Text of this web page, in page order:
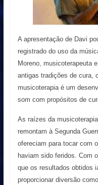
A apresentação de Davi
registrado do uso da
Moreno, musicoterapeuta
antigas tradições de cura,
musicoterapia é um
som com propósitos de
As raízes da
remontam à Segunda
ofereciam para tocar com
haviam sido feridos. Com
que os resultados obtidos
proporcionar diversão